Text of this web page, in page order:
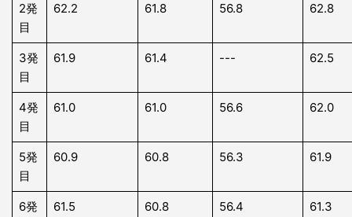
2発
目
62.2 61.8 56.8 62.8
3発
目
61.9 61.4 --- 62.5
4発
目
61.0 61.0 56.6 62.0
5発
目
60.9 60.8 56.3 61.9
6発
61.5 60.8 56.4 61.3